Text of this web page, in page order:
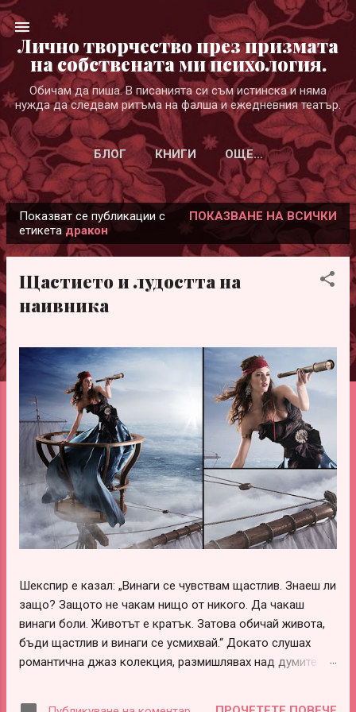
Пропускане към основното съдържание
Лично творчество през призмата
на собствената ми психология.
Обичам да пиша. В писанията си съм истинска и няма
нужда да следвам ритъма на фалша и ежедневния театър.
БЛОГ КНИГИ ОЩЕ…
у
Показват се публикации с
етикета дракон
ПОКАЗВАНЕ НА ВСИЧКИ
Щастието и лудостта на
наивника
Шекспир е казал: „Винаги се чувствам щастлив. Знаеш ли
защо? Защото не чакам нищо от никого. Да чакаш
винаги боли. Животът е кратък. Затова обичай живота,
бъди щастлив и винаги се усмихвай.“ Докато слушах
романтична джаз колекция, размишлявах над думите на
Шекспир. В тях има наистина много истини, които обаче